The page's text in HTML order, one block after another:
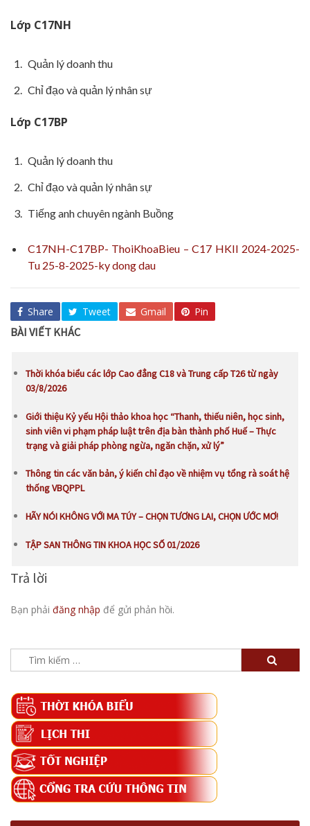
Lớp C17NH
Quản lý doanh thu
Chỉ đạo và quản lý nhân sự
Lớp C17BP
Quản lý doanh thu
Chỉ đạo và quản lý nhân sự
Tiếng anh chuyên ngành Buồng
C17NH-C17BP- ThoiKhoaBieu – C17 HKII 2024-2025-
Tu 25-8-2025-ky dong dau
Share Tweet Gmail Pin
BÀI VIẾT KHÁC
Thời khóa biểu các lớp Cao đẳng C18 và Trung cấp T26 từ ngày
03/8/2026
Giới thiệu Kỷ yếu Hội thảo khoa học “Thanh, thiếu niên, học sinh,
sinh viên vi phạm pháp luật trên địa bàn thành phố Huế – Thực
trạng và giải pháp phòng ngừa, ngăn chặn, xử lý”
Thông tin các văn bản, ý kiến chỉ đạo về nhiệm vụ tổng rà soát hệ
thống VBQPPL
HÃY NÓI KHÔNG VỚI MA TÚY – CHỌN TƯƠNG LAI, CHỌN ƯỚC MƠ!
TẬP SAN THÔNG TIN KHOA HỌC SỐ 01/2026
Trả lời
Bạn phải đăng nhập để gửi phản hồi.
kiếm